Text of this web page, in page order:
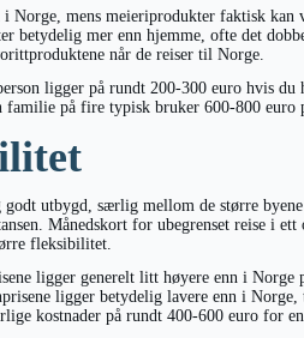
Norge, mens meieriprodukter faktisk
betydelig mer enn hjemme, ofte det
når de reiser til Norge.
ligger på rundt 200-300 euro hvis du
familie på fire typisk bruker 600-800 euro
utbygd, særlig mellom de større
Månedskort for ubegrenset reise i
fleksibilitet.
ligger generelt litt høyere enn i
ligger betydelig lavere enn i
kostnader på rundt 400-600 euro for